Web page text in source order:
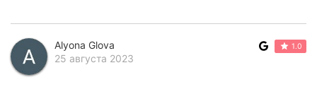
Alyona Glova
25 августа 2023
1.0